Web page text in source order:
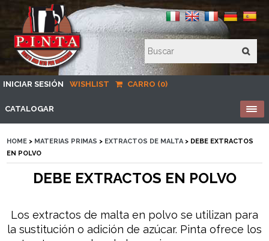
INICIAR SESIÓN WISHLIST CARRO (0)
CATALOGAR
HOME > MATERIAS PRIMAS > EXTRACTOS DE MALTA> DEBE EXTRACTOS
EN POLVO
DEBE EXTRACTOS EN POLVO
Los extractos de malta en polvo se utilizan para
la sustitución o adición de azúcar. Pinta ofrece los